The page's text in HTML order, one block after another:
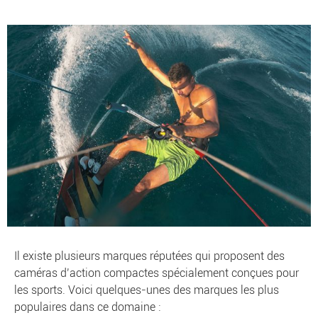
Il existe plusieurs marques réputées qui proposent des
caméras d’action compactes spécialement conçues pour
les sports. Voici quelques-unes des marques les plus
populaires dans ce domaine :